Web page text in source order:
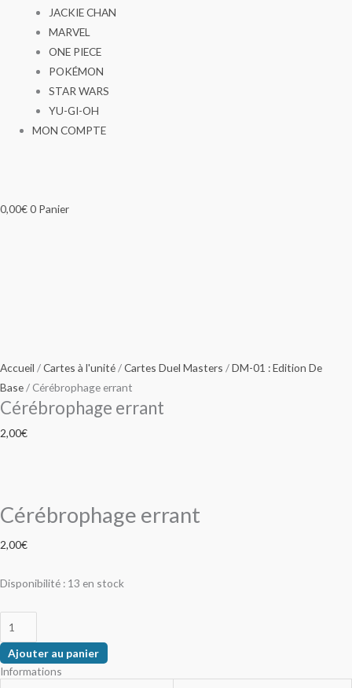
JACKIE CHAN
MARVEL
ONE PIECE
POKÉMON
STAR WARS
YU-GI-OH
MON COMPTE
0,00€0 Panier
Accueil /Cartes à l'unité/Cartes Duel Masters /DM-01 : Edition De
Base/ Cérébrophage errant
Cérébrophage errant
2,00€
Cérébrophage errant
2,00€
Disponibilité : 13 en stock
Ajouter au panier
Informations